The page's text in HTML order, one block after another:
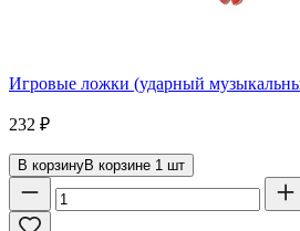
Игровые ложки (ударный
232 ₽
В корзинуВ корзине 1 шт